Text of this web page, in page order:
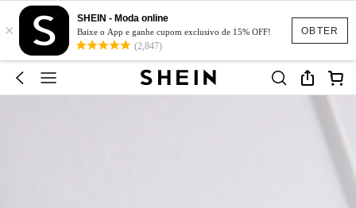
OBTER
×
SHEIN - Moda online
Baixe o App e ganhe cupom exclusivo de 15% OFF!
(2,847)